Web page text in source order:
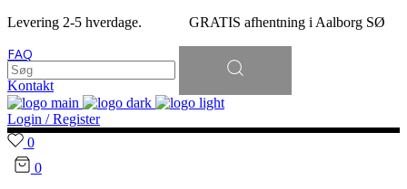
Levering 2-5 hverdage. GRATIS afhentning i Aalborg SØ
FAQ
Kontakt
Søg
efter:
Login / Register
0
0